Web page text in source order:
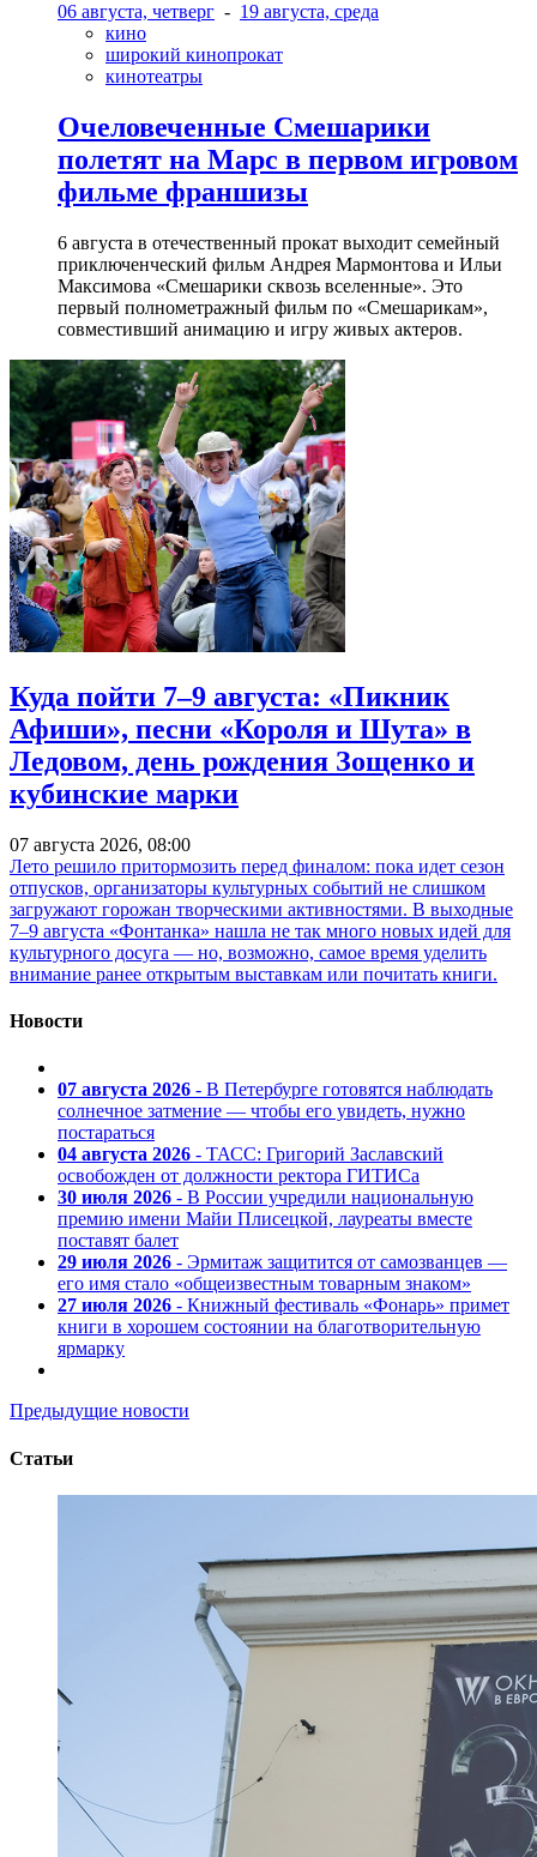
06 августа, четверг - 19 августа, среда
кино
широкий кинопрокат
кинотеатры
Очеловеченные Смешарики
полетят на Марс в первом игровом
фильме франшизы
6 августа в отечественный прокат выходит семейный
приключенческий фильм Андрея Мармонтова и Ильи
Максимова «Смешарики сквозь вселенные». Это
первый полнометражный фильм по «Смешарикам»,
совместивший анимацию и игру живых актеров.
Куда пойти 7–9 августа: «Пикник
Афиши», песни «Короля и Шута» в
Ледовом, день рождения Зощенко и
кубинские марки
07 августа 2026, 08:00
Лето решило притормозить перед финалом: пока идет сезон
отпусков, организаторы культурных событий не слишком
загружают горожан творческими активностями. В выходные
7–9 августа «Фонтанка» нашла не так много новых идей для
культурного досуга — но, возможно, самое время уделить
внимание ранее открытым выставкам или почитать книги.
Новости
07 августа 2026 - В Петербурге готовятся наблюдать
солнечное затмение — чтобы его увидеть, нужно
постараться
04 августа 2026 - ТАСС: Григорий Заславский
освобожден от должности ректора ГИТИСа
30 июля 2026 - В России учредили национальную
премию имени Майи Плисецкой, лауреаты вместе
поставят балет
29 июля 2026 - Эрмитаж защитится от самозванцев —
его имя стало «общеизвестным товарным знаком»
27 июля 2026 - Книжный фестиваль «Фонарь» примет
книги в хорошем состоянии на благотворительную
ярмарку
Предыдущие новости
Статьи